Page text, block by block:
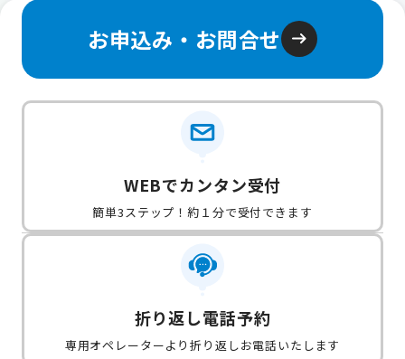
お申込み・お問合せ
WEBでカンタン受付
簡単3ステップ！約１分で受付できます
折り返し電話予約
専用オペレーターより折り返しお電話いたします